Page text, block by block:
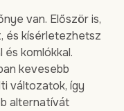
van. Először is,
és kísérletezhetsz
komlókkal.
kevesebb
változatok, így
alternatívát